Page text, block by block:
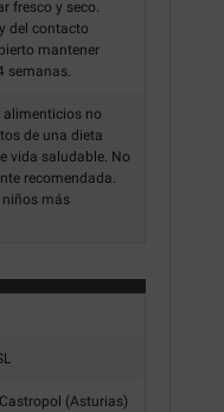
fresco y seco.
del contacto
mantener
semanas.
alimenticios no
de una dieta
vida saludable. No
recomendada.
niños más
(Asturias)